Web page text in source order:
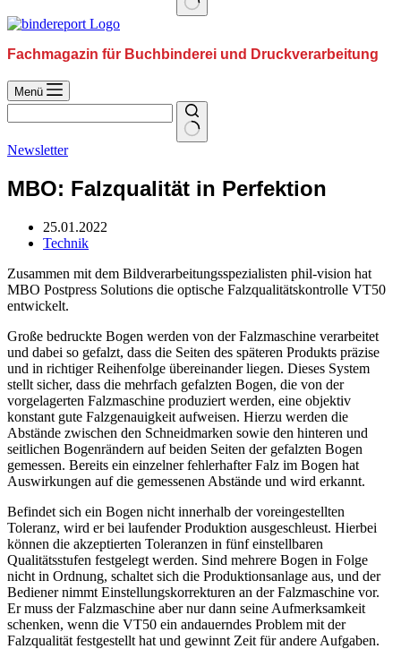
Fachmagazin für Buchbinderei und Druckverarbeitung
Menü
Newsletter
MBO: Falzqualität in Perfektion
25.01.2022
Technik
Zusammen mit dem Bildverarbeitungsspezialisten phil-vision hat
MBO Postpress Solutions die optische Falzqualitätskontrolle VT50
entwickelt.
Große bedruckte Bogen werden von der Falzmaschine verarbeitet
und dabei so gefalzt, dass die Seiten des späteren Produkts präzise
und in richtiger Reihenfolge übereinander liegen. Dieses System
stellt sicher, dass die mehrfach gefalzten Bogen, die von der
vorgelagerten Falzmaschine produziert werden, eine objektiv
konstant gute Falzgenauigkeit aufweisen. Hierzu werden die
Abstände zwischen den Schneidmarken sowie den hinteren und
seitlichen Bogenrändern auf beiden Seiten der gefalzten Bogen
gemessen. Bereits ein einzelner fehlerhafter Falz im Bogen hat
Auswirkungen auf die gemessenen Abstände und wird erkannt.
Befindet sich ein Bogen nicht innerhalb der voreingestellten
Toleranz, wird er bei laufender Produktion ausgeschleust. Hierbei
können die akzeptierten Toleranzen in fünf einstellbaren
Qualitätsstufen festgelegt werden. Sind mehrere Bogen in Folge
nicht in Ordnung, schaltet sich die Produktionsanlage aus, und der
Bediener nimmt Einstellungskorrekturen an der Falzmaschine vor.
Er muss der Falzmaschine aber nur dann seine Aufmerksamkeit
schenken, wenn die VT50 ein andauerndes Problem mit der
Falzqualität festgestellt hat und gewinnt Zeit für andere Aufgaben.